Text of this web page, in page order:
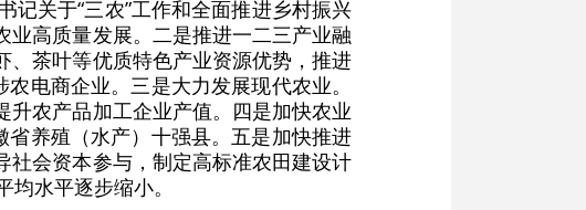
记关于“三农”工作和全面推进乡村振兴
高质量发展。二是推进一二三产业融
茶叶等优质特色产业资源优势，推进
电商企业。三是大力发展现代农业。
升农产品加工企业产值。四是加快农业
省养殖（水产）十强县。五是加快推进
会资本参与，制定高标准农田建设计
水平逐步缩小。